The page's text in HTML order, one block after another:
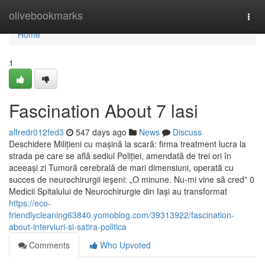
olivebookmarks
Home
Home
1
Fascination About 7 lasi
alfredr012fed3 547 days ago News
Discuss
Deschidere Milițieni cu mașină la scară: firma treatment lucra la
strada pe care se află sediul Poliției, amendată de trei ori în
aceeași zi Tumoră cerebrală de mari dimensiuni, operată cu
succes de neurochirurgii ieşeni: „O minune. Nu-mi vine să cred” 0
Medicii Spitalului de Neurochirurgie din Iași au transformat
https://eco-
friendlycleaning63840.yomoblog.com/39313922/fascination-
about-interviuri-si-satira-politica
Comments
Who Upvoted